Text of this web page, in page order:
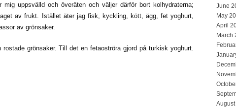
uppsvälld och överäten och väljer därför bort kolhydraterna;
av frukt. Istället äter jag fisk, kyckling, kött, ägg, fet yoghurt,
av grönsaker.
grönsaker. Till det en fetaoströra gjord på turkisk yoghurt.
June
May
April
March